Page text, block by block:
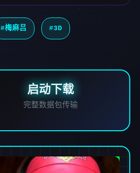
#梅麻吕 #3D
启动下载
完整数据包传输